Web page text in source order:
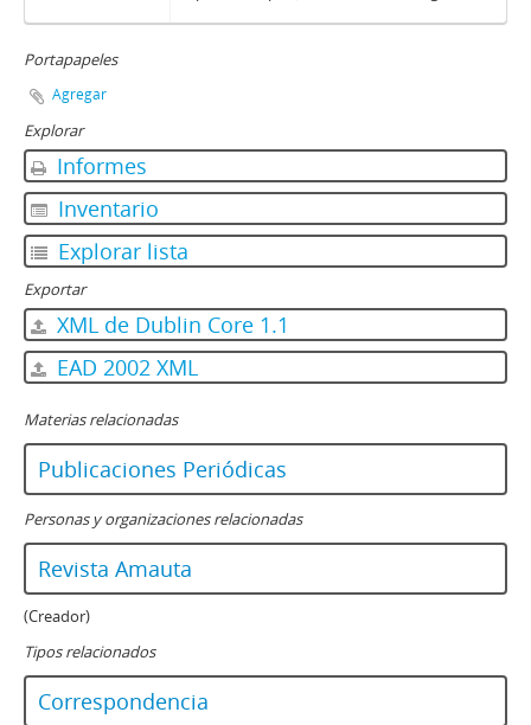
Portapapeles
Agregar
Explorar
Informes
Inventario
Explorar lista
Exportar
XML de Dublin Core 1.1
EAD 2002 XML
Materias relacionadas
Publicaciones Periódicas
Personas y organizaciones relacionadas
Revista Amauta
(Creador)
Tipos relacionados
Correspondencia